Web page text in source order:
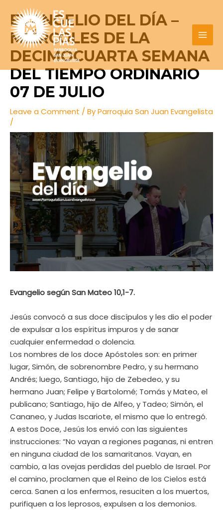
content
EVANGELIO DEL DÍA –
MIÉRCOLES DE LA
DECIMOCUARTA SEMANA
DEL TIEMPO ORDINARIO
07 DE JULIO
Leave a Comment / ByParroquia San Juan Evangelista
/
Evangelio según San Mateo 10,1-7.
Jesús convocó a sus doce discípulos y les dio el poder
de expulsar a los espíritus impuros y de sanar
cualquier enfermedad o dolencia.
Los nombres de los doce Apóstoles son: en primer
lugar, Simón, de sobrenombre Pedro, y su hermano
Andrés; luego, Santiago, hijo de Zebedeo, y su
hermano Juan; Felipe y Bartolomé; Tomás y Mateo, el
publicano; Santiago, hijo de Alfeo, y Tadeo; Simón, el
Cananeo, y Judas Iscariote, el mismo que lo entregó.
A estos Doce, Jesús los envió con las siguientes
instrucciones: “No vayan a regiones paganas, ni entren
en ninguna ciudad de los samaritanos. Vayan, en
cambio, a las ovejas perdidas del pueblo de Israel. Por
el camino, proclamen que el Reino de los Cielos está
cerca. Sanen a los enfermos, resuciten a los muertos,
purifiquen a los leprosos, expulsen a los demonios.
navigation